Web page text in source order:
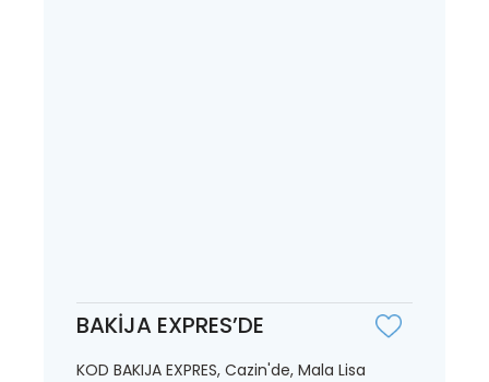
BAKİJA EXPRES’DE
KOD BAKIJA EXPRES, Cazin'de, Mala Lisa